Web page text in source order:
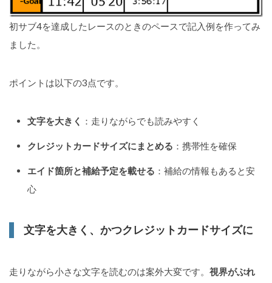
初サブ4を達成したレースのときのペースで記入例を作ってみ
ました。
ポイントは以下の3点です。
文字を大きく ：走りながらでも読みやすく
クレジットカードサイズにまとめる ：携帯性を確保
エイド箇所と補給予定を載せる ：補給の情報もあると安
心
文字を大きく、かつクレジットカードサイズに
走りながら小さな文字を読むのは案外大変です。 視界がぶれ